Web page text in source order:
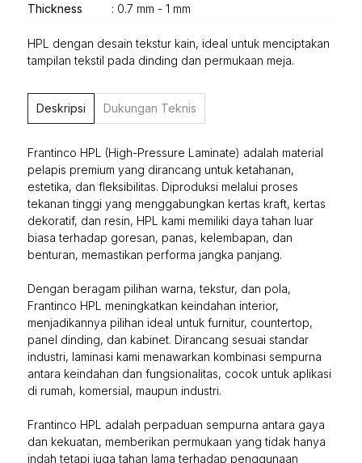
Thickness
: 0.7 mm - 1 mm
HPL dengan desain tekstur kain, ideal untuk menciptakan
tampilan tekstil pada dinding dan permukaan meja.
Deskripsi Dukungan Teknis
Frantinco HPL (High-Pressure Laminate) adalah material
pelapis premium yang dirancang untuk ketahanan,
estetika, dan fleksibilitas. Diproduksi melalui proses
tekanan tinggi yang menggabungkan kertas kraft, kertas
dekoratif, dan resin, HPL kami memiliki daya tahan luar
biasa terhadap goresan, panas, kelembapan, dan
benturan, memastikan performa jangka panjang.
Dengan beragam pilihan warna, tekstur, dan pola,
Frantinco HPL meningkatkan keindahan interior,
menjadikannya pilihan ideal untuk furnitur, countertop,
panel dinding, dan kabinet. Dirancang sesuai standar
industri, laminasi kami menawarkan kombinasi sempurna
antara keindahan dan fungsionalitas, cocok untuk aplikasi
di rumah, komersial, maupun industri.
Frantinco HPL adalah perpaduan sempurna antara gaya
dan kekuatan, memberikan permukaan yang tidak hanya
indah tetapi juga tahan lama terhadap penggunaan